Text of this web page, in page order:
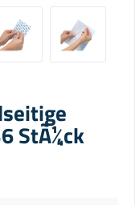
StÃ¼ck